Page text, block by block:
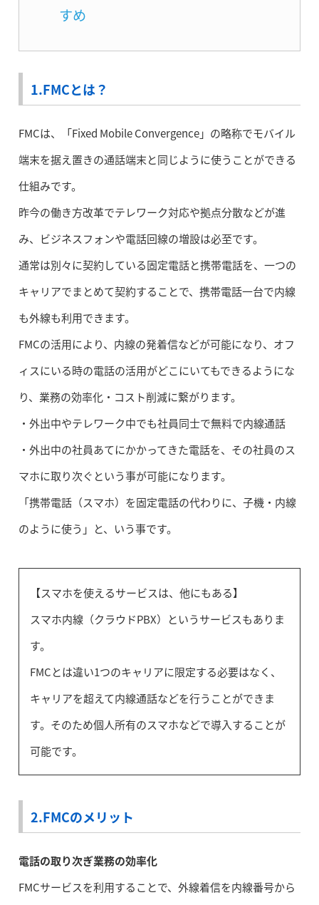
すめ
1.FMCとは？
FMCは、「Fixed Mobile Convergence」の略称でモバイル
端末を据え置きの通話端末と同じように使うことができる
仕組みです。
昨今の働き方改革でテレワーク対応や拠点分散などが進
み、ビジネスフォンや電話回線の増設は必至です。
通常は別々に契約している固定電話と携帯電話を、一つの
キャリアでまとめて契約することで、携帯電話一台で内線
も外線も利用できます。
FMCの活用により、内線の発着信などが可能になり、オフ
ィスにいる時の電話の活用がどこにいてもできるようにな
り、業務の効率化・コスト削減に繋がります。
・外出中やテレワーク中でも社員同士で無料で内線通話
・外出中の社員あてにかかってきた電話を、その社員のス
マホに取り次ぐという事が可能になります。
「携帯電話（スマホ）を固定電話の代わりに、子機・内線
のように使う」と、いう事です。
【スマホを使えるサービスは、他にもある】
スマホ内線（クラウドPBX）というサービスもありま
す。
FMCとは違い1つのキャリアに限定する必要はなく、
キャリアを超えて内線通話などを行うことができま
す。そのため個人所有のスマホなどで導入することが
可能です。
2.FMCのメリット
電話の取り次ぎ業務の効率化
FMCサービスを利用することで、外線着信を内線番号から